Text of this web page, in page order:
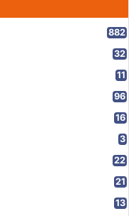
882
32
11
96
16
3
22
21
13